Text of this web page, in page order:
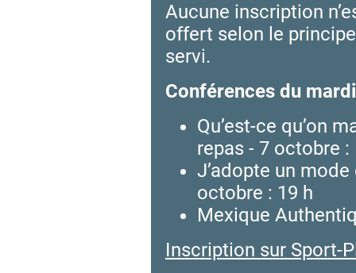
Aucune inscription
offert selon le
servi.
Conférences du
Qu’est-ce qu’on
repas - 7 octobre :
J’adopte un
octobre : 19 h
Mexique
Inscription sur Sport-